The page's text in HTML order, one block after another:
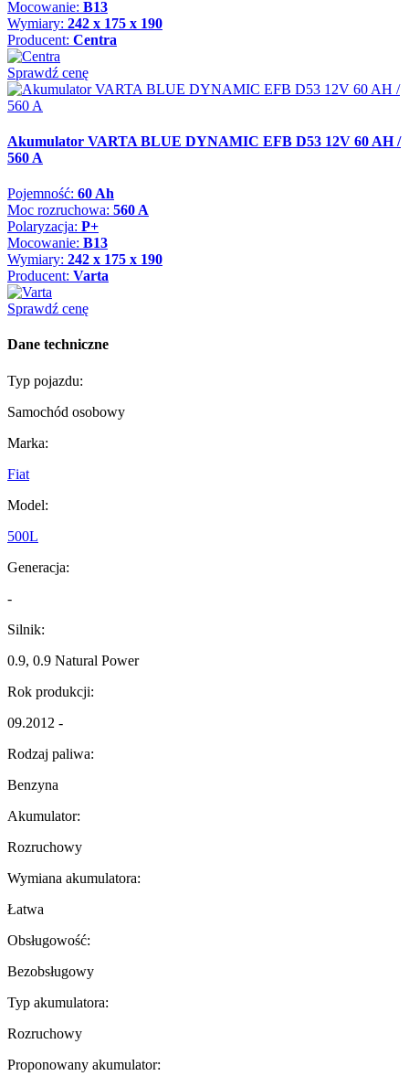
Mocowanie: B13
Wymiary: 242 x 175 x 190
Producent: Centra
Sprawdź cenę
Akumulator VARTA BLUE DYNAMIC EFB D53 12V 60 AH /
560 A
Pojemność: 60 Ah
Moc rozruchowa: 560 A
Polaryzacja: P+
Mocowanie: B13
Wymiary: 242 x 175 x 190
Producent: Varta
Sprawdź cenę
Dane techniczne
Typ pojazdu:
Samochód osobowy
Marka:
Fiat
Model:
500L
Generacja:
-
Silnik:
0.9, 0.9 Natural Power
Rok produkcji:
09.2012 -
Rodzaj paliwa:
Benzyna
Akumulator:
Rozruchowy
Wymiana akumulatora:
Łatwa
Obsługowość:
Bezobsługowy
Typ akumulatora:
Rozruchowy
Proponowany akumulator: